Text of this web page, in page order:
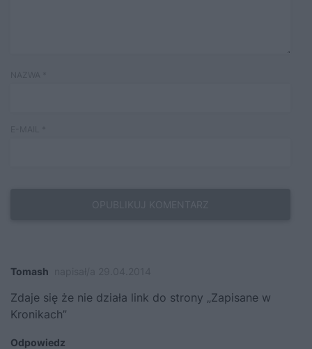
Tomash
Zdaje się że nie działa link do strony „Zapisane w
Kronikach”
Odpowiedz